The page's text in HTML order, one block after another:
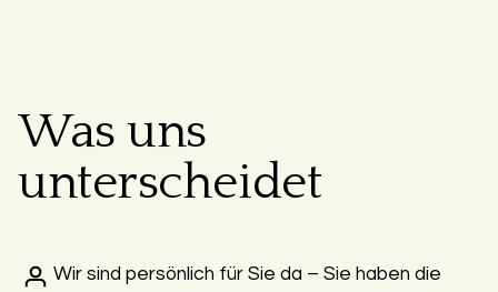
Was uns
unterscheidet
Wir sind persönlich für Sie da – Sie haben die